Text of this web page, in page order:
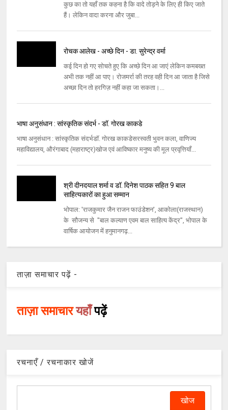
कुछ का तो यहाँ तक कहना है कि वादे तोड़ने के लिए ही किए जाते
हैं। लेकिन वादा करना और जुबा...
रोचक आलेख - अच्छे दिन - डा. सुरेन्द्र वर्मा
कई दिन हो गए सोचते हुए कि अच्छे दिन आ जाएं लेकिन कमबख्त
अभी तक नहीं आ पाए। रोजमर्रा की तरह वही दिन आ जाता है जिसे
अच्छा दिन तो हरगिज़ नहीं कहा जा सकता।...
भाषा अनुसंधान : सांस्कृतिक संदर्भ - डॉ. गोरख काकडे
भाषा अनुसंधान : सांस्कृतिक संदर्भडॉ. गोरख काकडेसरस्वती भुवन कला, वाणिज्य
महाविद्यालय, औरंगाबाद (महाराष्ट्र)खोज एवं आविष्कार मनुष्य की मूल प्रवृत्तियाँ...
श्री दीनदयाल शर्मा व डॉ. दिनेश पाठक सहित 9 बाल
साहित्यकारों का हुआ सम्मान
भोपाल: 'राजकुमार जैन राजन फाउंडेशन', आकोला(राजस्थान)
के सौजन्य से "बाल कल्याण एवम बाल साहित्य केंद्र", भोपाल के
वार्षिक आयोजन में हनुमानगढ़...
ताज़ा समाचार पढ़ें -
ताज़ा समाचारयहाँपढ़ें
रचनाएँ / रचनाकार खोजें